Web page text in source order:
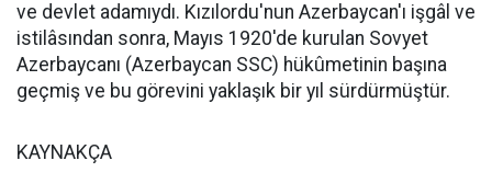
ve devlet adamıydı. Kızılordu'nun Azerbaycan'ı işgâl ve
istilâsından sonra, Mayıs 1920'de kurulan Sovyet
Azerbaycanı (Azerbaycan SSC) hükûmetinin başına
geçmiş ve bu görevini yaklaşık bir yıl sürdürmüştür.
KAYNAKÇA